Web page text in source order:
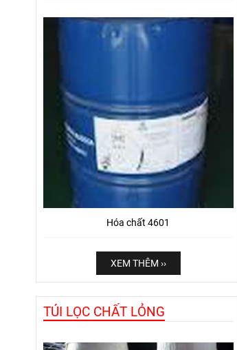
Hóa chất 4601
XEM THÊM ››
TÚI LỌC CHẤT LỎNG